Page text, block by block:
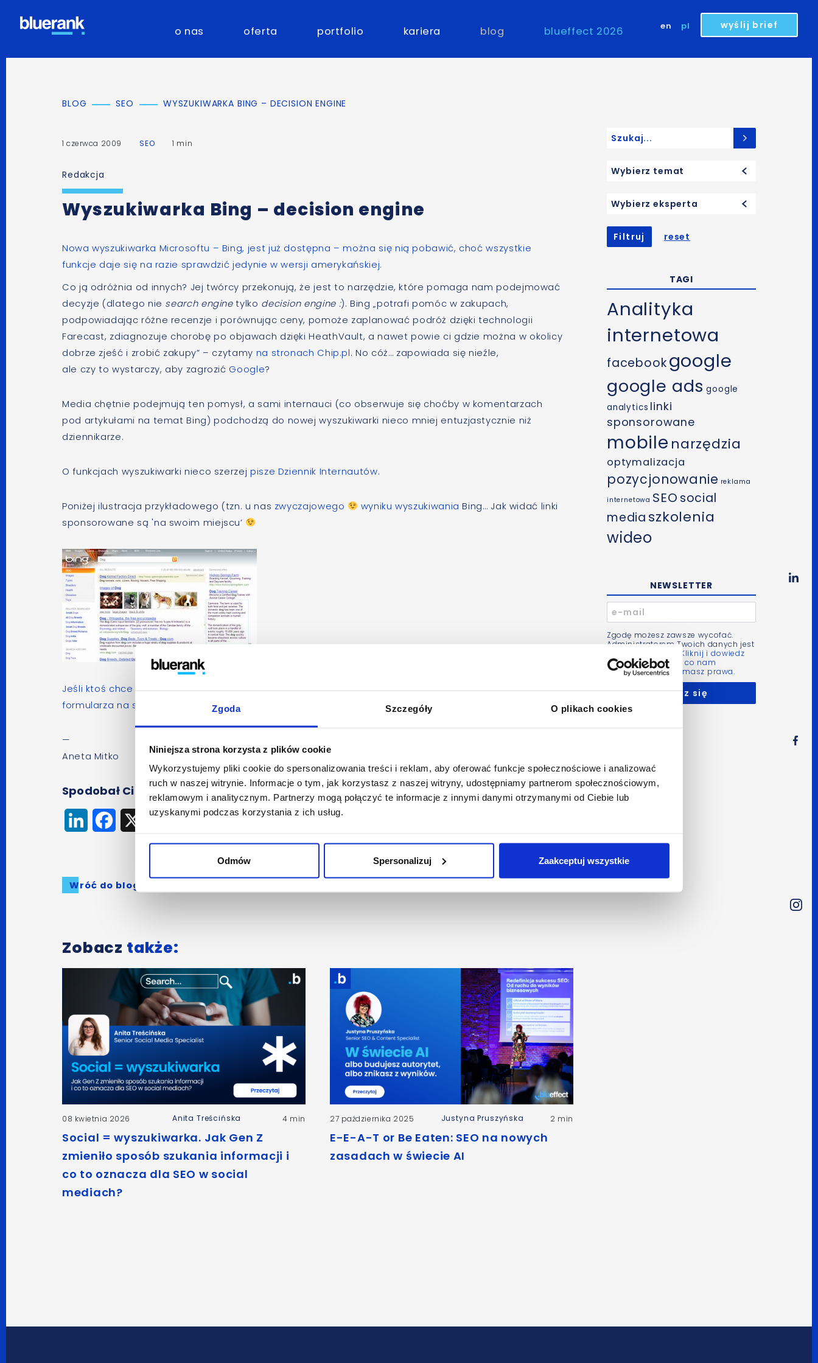
Zgoda Szczegóły O plikach cookies
Niniejsza strona korzysta z plików cookie
Wykorzystujemy pliki cookie do spersonalizowania treści i reklam, aby oferować funkcje społecznościowe i analizować
ruch w naszej witrynie. Informacje o tym, jak korzystasz z naszej witryny, udostępniamy partnerom społecznościowym,
reklamowym i analitycznym. Partnerzy mogą połączyć te informacje z innymi danymi otrzymanymi od Ciebie lub
uzyskanymi podczas korzystania z ich usług.
Odmów Spersonalizuj Zaakceptuj wszystkie
en pl wyślij brief
o nas oferta portfolio kariera blog blueffect 2026
BLOG SEO WYSZUKIWARKA BING – DECISION ENGINE
1 czerwca 2009 SEO 1 min
Redakcja
Wyszukiwarka Bing – decision engine
Nowa wyszukiwarka Microsoftu – Bing, jest już dostępna – można się nią pobawić, choć wszystkie
funkcje daje się na razie sprawdzić jedynie w wersji amerykańskiej.
Co ją odróżnia od innych? Jej twórcy przekonują, że jest to narzędzie, które pomaga nam podejmować
decyzje (dlatego nie search enginetylko decision engine :). Bing „potrafi pomóc w zakupach,
podpowiadając różne recenzje i porównując ceny, pomoże zaplanować podróż dzięki technologii
Farecast, zdiagnozuje chorobę po objawach dzięki HeathVault, a nawet powie ci gdzie można w okolicy
dobrze zjeść i zrobić zakupy” – czytamy na stronach Chip.pl. No cóż… zapowiada się nieźle,
ale czy to wystarczy, aby zagrozić Google?
Media chętnie podejmują ten pomysł, a sami internauci (co obserwuje się choćby w komentarzach
pod artykułami na temat Bing) podchodzą do nowej wyszukiwarki nieco mniej entuzjastycznie niż
dziennikarze.
O funkcjach wyszukiwarki nieco szerzej pisze Dziennik Internautów.
Poniżej ilustracja przykładowego (tzn. u nas zwyczajowego wyniku wyszukiwania Bing… Jak widać linki
sponsorowane są 'na swoim miejscu’
Jeśli ktoś chce podzielić się swoją opinią na temat Bing, może to zrobić za pomocą specjalnego
formularza na stronach wyszukiwarki.
—
Aneta Mitko
Spodobał Ci się artykuł? Udostępnij go:
LinkedInFacebook
Wróć do bloga
Zobacz także:
08 kwietnia 2026 Anita Treścińska 4 min
Social = wyszukiwarka. Jak Gen Z
zmieniło sposób szukania informacji i
co to oznacza dla SEO w social
mediach?
27 października 2025 Justyna Pruszyńska 2 min
E-E-A-T or Be Eaten: SEO na nowych
zasadach w świecie AI
Wybierz temat
Wybierz eksperta
Filtruj reset
TAGI
Analityka
internetowa
facebookgoogle
google ads google
analytics linki
sponsorowane
mobile narzędzia
optymalizacja
pozycjonowanie reklama
internetowa SEO social
media szkolenia
wideo
NEWSLETTER
Zgodę możesz zawsze wycofać.
Administratorem Twoich danych jest
Kliknij i dowiedz
się więcej m.in. po co nam
Twoje dane i jakie masz prawa.